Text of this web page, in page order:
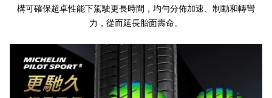
構可確保超卓性能下駕駛更長時間，均勻分佈加速、制動和轉彎
力，從而延長胎面壽命。